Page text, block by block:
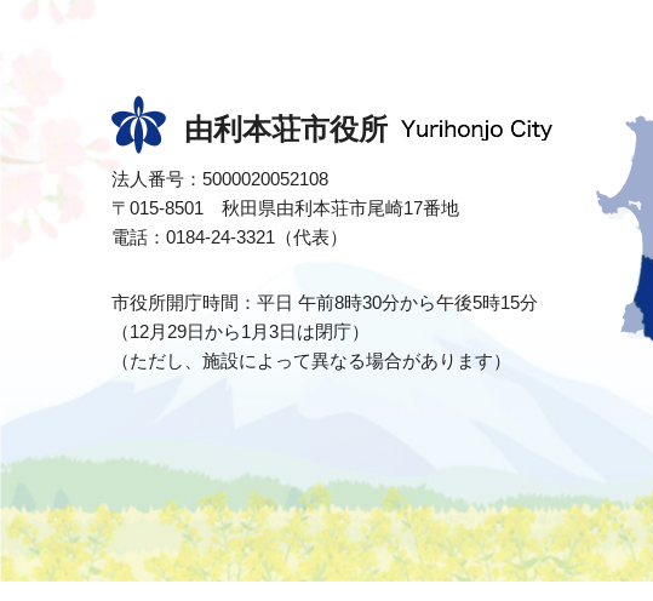
由利本荘市役所
法人番号：5000020052108
〒015-8501 秋田県由利本荘市尾崎17番地
電話：0184-24-3321（代表）
市役所開庁時間：平日 午前8時30分から午後5時15分
（12月29日から1月3日は閉庁）
（ただし、施設によって異なる場合があります）